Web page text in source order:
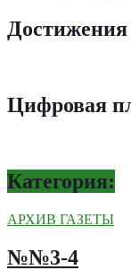
Цифровая
Категория:
АРХИВ ГАЗЕТЫ
№№3-4